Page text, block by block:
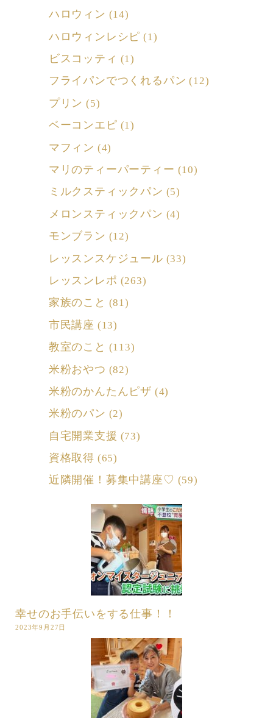
ハロウィン (14)
ハロウィンレシピ (1)
ビスコッティ (1)
フライパンでつくれるパン (12)
プリン (5)
ベーコンエピ (1)
マフィン (4)
マリのティーパーティー (10)
ミルクスティックパン (5)
メロンスティックパン (4)
モンブラン (12)
レッスンスケジュール (33)
レッスンレポ (263)
家族のこと (81)
市民講座 (13)
教室のこと (113)
米粉おやつ (82)
米粉のかんたんピザ (4)
米粉のパン (2)
自宅開業支援 (73)
資格取得 (65)
近隣開催！募集中講座♡ (59)
幸せのお手伝いをする仕事！！
2023年9月27日